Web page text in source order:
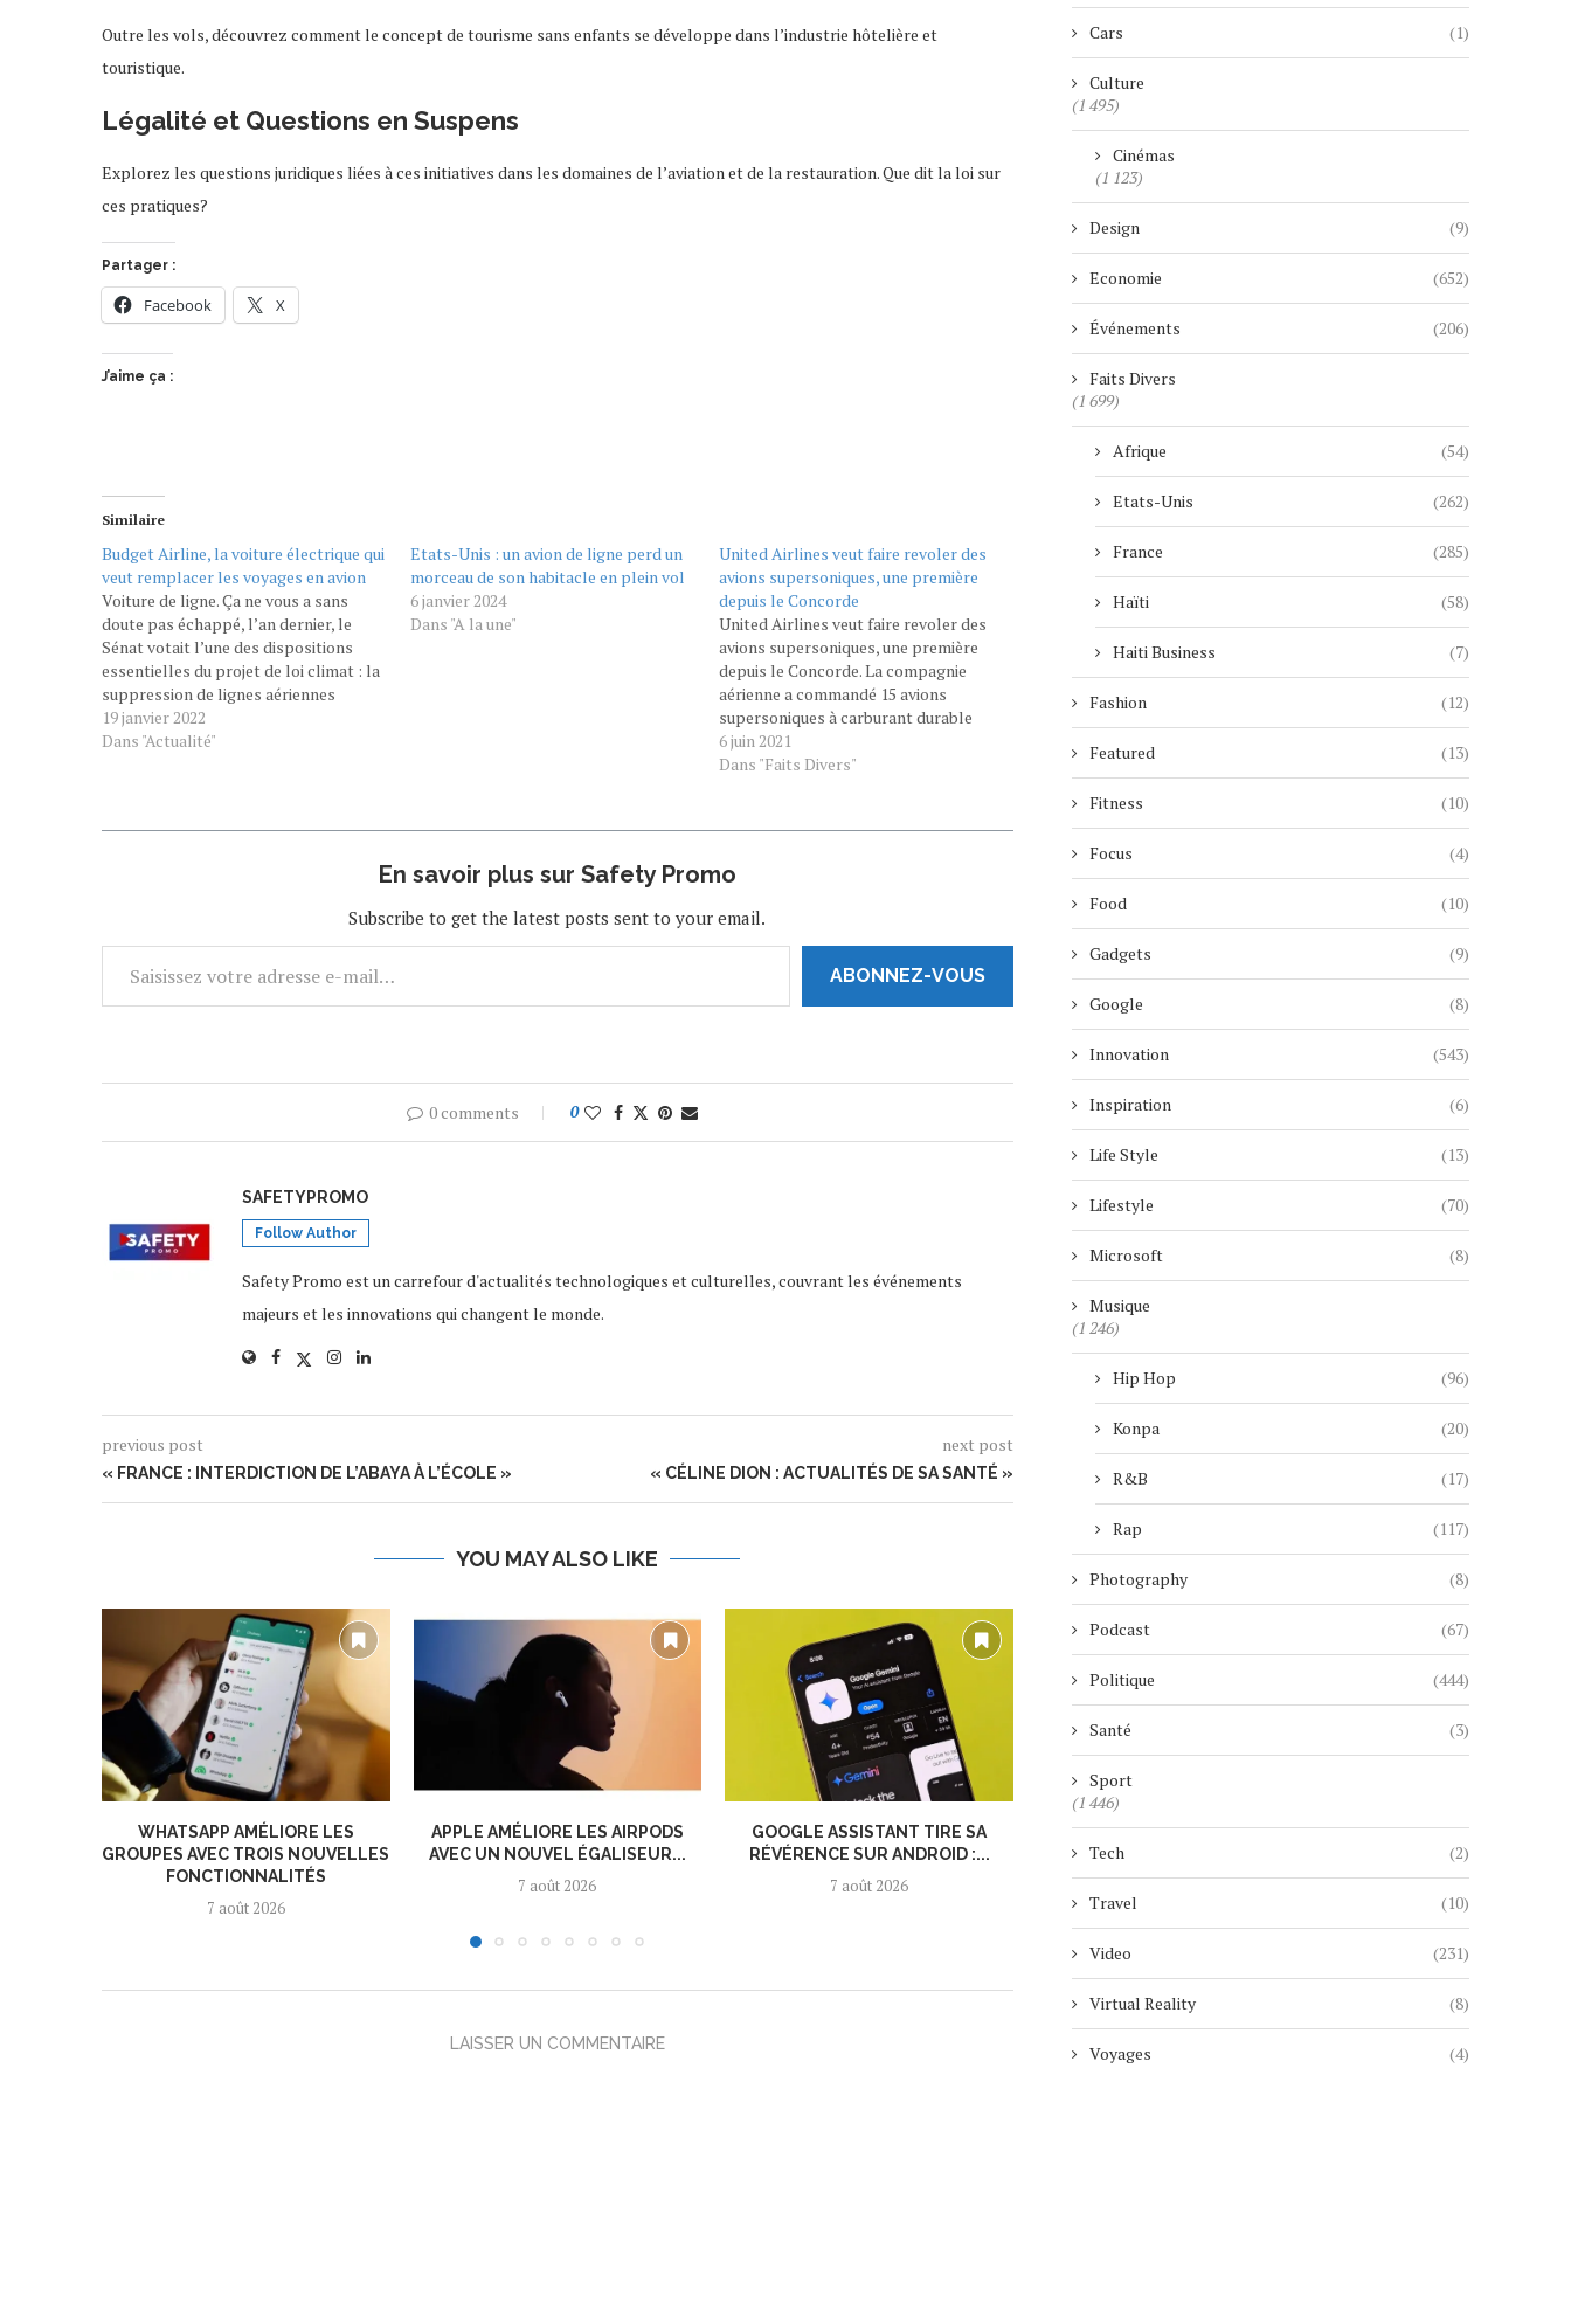
Outre les vols, découvrez comment le concept de tourisme sans enfants se développe dans l’industrie hôtelière et
touristique.
Légalité et Questions en Suspens
Explorez les questions juridiques liées à ces initiatives dans les domaines de l’aviation et de la restauration. Que dit la loi sur
ces pratiques?
Partager :
Facebook X
J’aime ça :
Similaire
Budget Airline, la voiture électrique qui
veut remplacer les voyages en avion
Voiture de ligne. Ça ne vous a sans
doute pas échappé, l’an dernier, le
Sénat votait l’une des dispositions
essentielles du projet de loi climat : la
suppression de lignes aériennes
intérieures, lorsqu’une alternative en
train de moins de 2h30 existe. Une
19 janvier 2022
Dans "Actualité"
Etats-Unis : un avion de ligne perd un
morceau de son habitacle en plein vol
6 janvier 2024
Dans "A la une"
United Airlines veut faire revoler des
avions supersoniques, une première
depuis le Concorde
United Airlines veut faire revoler des
avions supersoniques, une première
depuis le Concorde. La compagnie
aérienne a commandé 15 avions
supersoniques à carburant durable
auprès de la start-up américaine Boom
Supersonic. S'ils répondent aux
Mach 1,7, soit deux fois la…
6 juin 2021
Dans "Faits Divers"
En savoir plus sur Safety Promo
Subscribe to get the latest posts sent to your email.
ABONNEZ-VOUS
0 comments 0
SAFETYPROMO
Follow Author
Safety Promo est un carrefour d'actualités technologiques et culturelles, couvrant les événements
majeurs et les innovations qui changent le monde.
previous post
« FRANCE : INTERDICTION DE L’ABAYA À L’ÉCOLE »
next post
« CÉLINE DION : ACTUALITÉS DE SA SANTÉ »
YOU MAY ALSO LIKE
WHATSAPP AMÉLIORE LES
GROUPES AVEC TROIS NOUVELLES
FONCTIONNALITÉS
7 août 2026
APPLE AMÉLIORE LES AIRPODS
AVEC UN NOUVEL ÉGALISEUR...
7 août 2026
GOOGLE ASSISTANT TIRE SA
RÉVÉRENCE SUR ANDROID :...
7 août 2026
« GIGN » : LE SUCCÈS FRANÇAIS
7 août 2026
EDWIN RAYMOND
SERMENT COMME
NEW...
7 août 2026
LAISSER UN COMMENTAIRE
Cars (1)
Culture
(1 495)
Cinémas
(1 123)
Design (9)
Economie (652)
Événements (206)
Faits Divers
(1 699)
Afrique (54)
Etats-Unis (262)
France (285)
Haïti (58)
Haiti Business (7)
Fashion (12)
Featured (13)
Fitness (10)
Focus (4)
Food (10)
Gadgets (9)
Google (8)
Innovation (543)
Inspiration (6)
Life Style (13)
Lifestyle (70)
Microsoft (8)
Musique
(1 246)
Hip Hop (96)
Konpa (20)
R&B (17)
Rap (117)
Photography (8)
Podcast (67)
Politique (444)
Santé (3)
Sport
(1 446)
Tech (2)
Travel (10)
Video (231)
Virtual Reality (8)
Voyages (4)